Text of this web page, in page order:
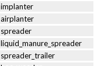
implanter
airplanter
spreader
liquid_manure_spreader
spreader_trailer